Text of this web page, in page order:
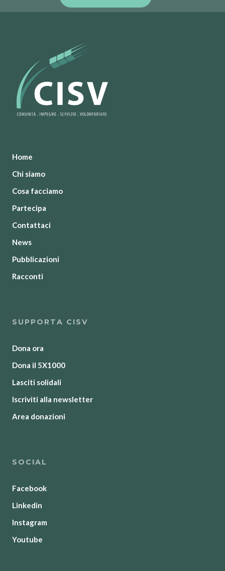
Home
Chi siamo
Cosa facciamo
Partecipa
Contattaci
News
Pubblicazioni
Racconti
SUPPORTA CISV
Dona ora
Dona il 5X1000
Lasciti solidali
Iscriviti alla newsletter
Area donazioni
SOCIAL
Facebook
Linkedin
Instagram
Youtube